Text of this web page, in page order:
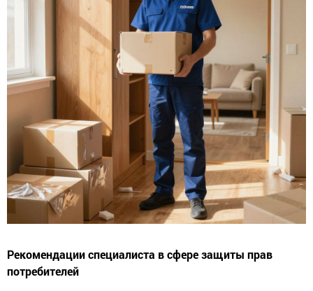
Рекомендации специалиста в сфере защиты прав
потребителей